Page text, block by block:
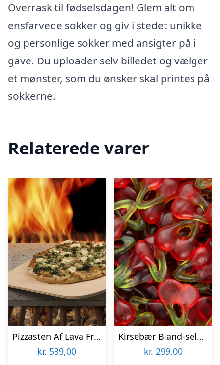
Overrask til fødselsdagen! Glem alt om
ensfarvede sokker og giv i stedet unikke
og personlige sokker med ansigter på i
gave. Du uploader selv billedet og vælger
et mønster, som du ønsker skal printes på
sokkerne.
Relaterede varer
Pizzasten Af Lava Fra Etna
kr. 539,00
Kirsebær Bland-selv slik i kasser 2,4 kg
kr. 299,00